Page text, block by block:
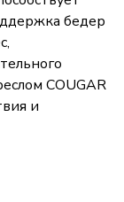
бедер
COUGAR
и